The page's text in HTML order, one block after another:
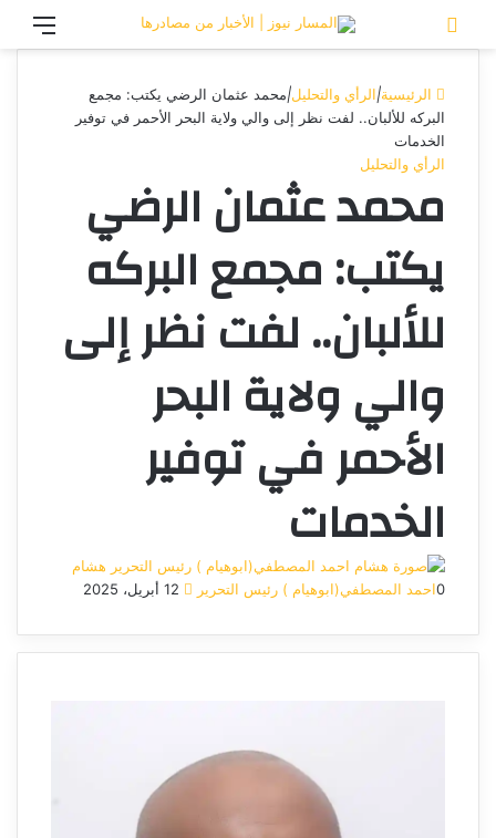
تسجيل الدخول
الرئيسية|الرأي والتحليل|محمد عثمان الرضي يكتب: مجمع
البركه للألبان.. لفت نظر إلى والي ولاية البحر الأحمر في توفير
الخدمات
الرأي والتحليل
محمد عثمان الرضي
يكتب: مجمع البركه
للألبان.. لفت نظر إلى
والي ولاية البحر
الأحمر في توفير
الخدمات
هشام
احمد المصطفي(ابوهيام ) رئيس التحرير
أرسل
إلكترونيا
12 أبريل، 2025 0